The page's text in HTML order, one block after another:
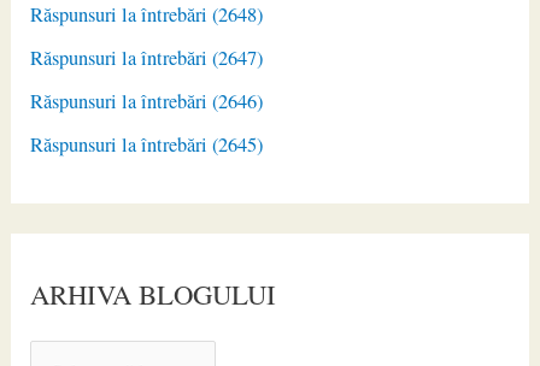
Răspunsuri la întrebări (2648)
Răspunsuri la întrebări (2647)
Răspunsuri la întrebări (2646)
Răspunsuri la întrebări (2645)
ARHIVA BLOGULUI